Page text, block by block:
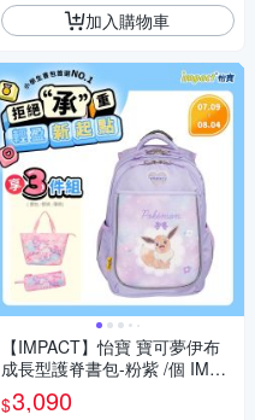
加入購物車
【IMPACT】怡寶 寶可夢伊布
成長型護脊書包-粉紫 /個 IMPK
M302PL
$3,090